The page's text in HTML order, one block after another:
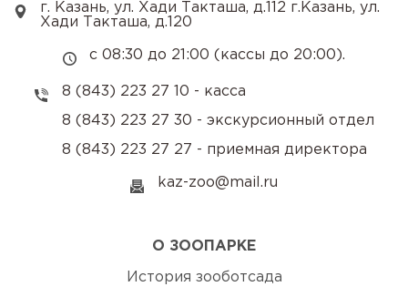
О ЗООПАРКЕ
История зооботсада
г. Казань, ул. Хади Такташа, д.112 г.Казань, ул.
Хади Такташа, д.120
с 08:30 до 21:00 (кассы до 20:00).
8 (843) 223 27 10 - касса
8 (843) 223 27 30 - экскурсионный отдел
8 (843) 223 27 27 - приемная директора
kaz-zoo@mail.ru